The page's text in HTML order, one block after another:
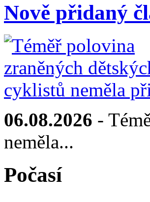
Nově přidaný
06.08.2026 -
neměla...
Počasí